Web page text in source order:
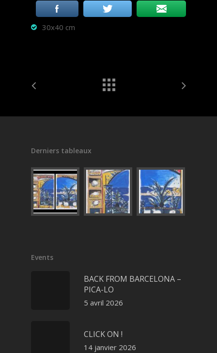
30x40 cm
Derniers tableaux
Events
BACK FROM BARCELONA –
PICA-LO
5 avril 2026
CLICK ON !
14 janvier 2026